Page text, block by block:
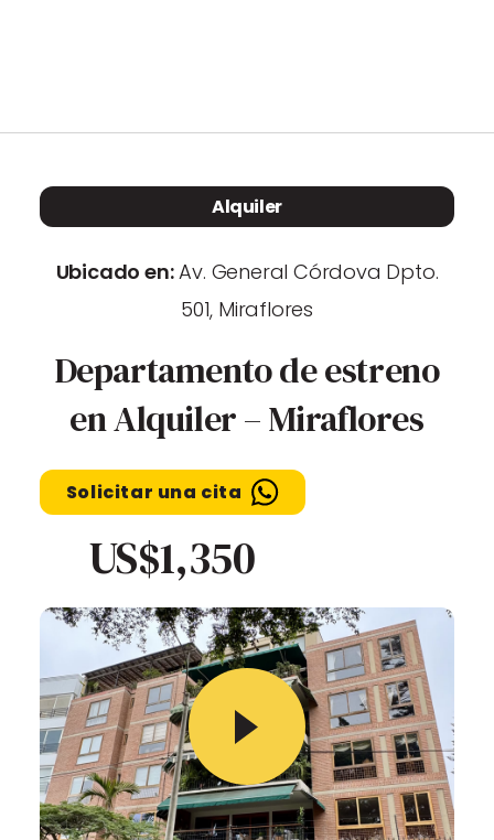
Blog
Contacto
Vende con nosotros
Alquiler
Ubicado en:Av. General Córdova Dpto.
501, Miraflores
Departamento de estreno
en Alquiler – Miraflores
Solicitar una cita
US$1,350